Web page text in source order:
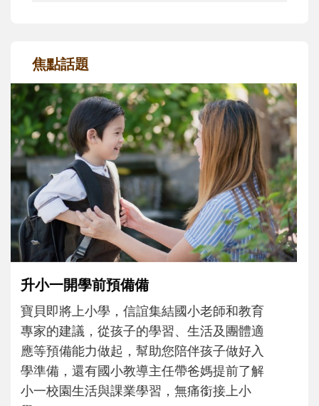
焦點話題
和孩子一起長大的那個男人│讀懂父親的
不同模樣
沒有人天生就擅長當爸爸！男人總是在一次
次「前所未有」的體驗中，跟著孩子一起長
大。從給予安全感的肢體遊戲，到獨立自
主、角色認同及解決問題的能力養成。爸爸
正嘗試用不同的模樣，參與孩子每個重要的